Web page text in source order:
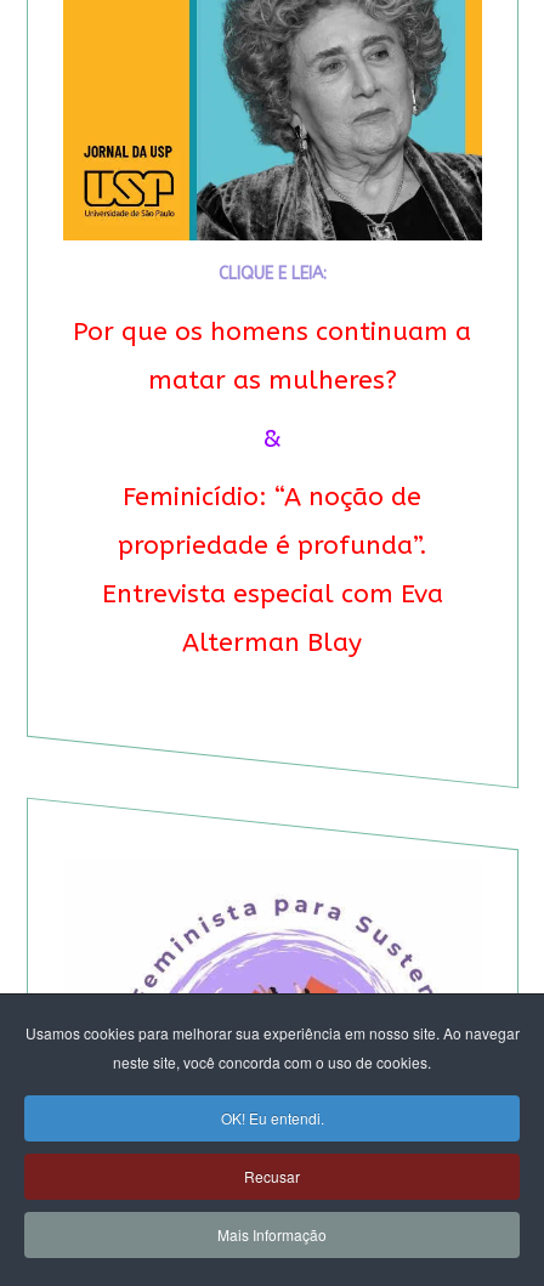
Usamos cookies para melhorar sua experiência em nosso site. Ao navegar
neste site, você concorda com o uso de cookies.
OK! Eu entendi.
Recusar
Mais Informação
CLIQUE E LEIA:
Por que os homens continuam a
matar as mulheres?
&
Feminicídio: “A noção de
propriedade é profunda”.
Entrevista especial com Eva
Alterman Blay